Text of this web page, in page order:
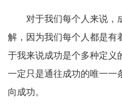
对于我们每个人来说，
解，因为我们每个人都是有
于我来说成功是个多种定义
一定只是通往成功的唯一一
向成功。